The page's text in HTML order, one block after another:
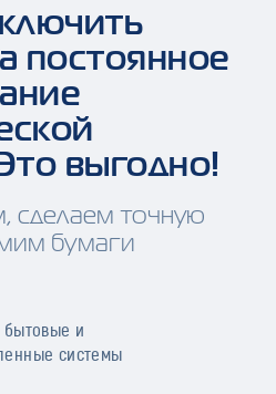
постоянное
выгодно!
сделаем точную
бумаги
и
системы